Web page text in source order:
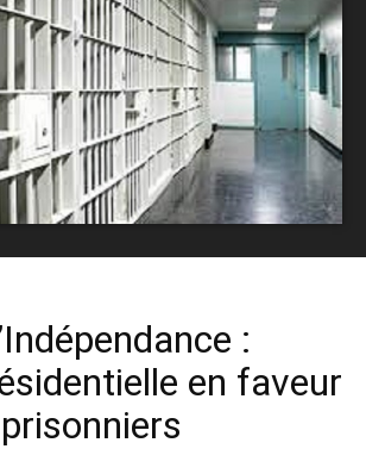
:
en faveur